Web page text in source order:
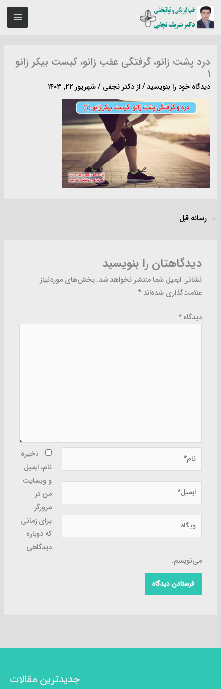
پرش
درد پشت زانو، گرفتگی عقب زانو، کیست بیکر زانو
۱
دیدگاه‌ خود را بنویسید/ ازدکتر نجفی/شهریور ۲۲, ۱۴۰۳
→ رسانه قبل
دیدگاهتان را بنویسید
نشانی ایمیل شما منتشر نخواهد شد. بخش‌های موردنیاز
علامت‌گذاری شده‌اند*
دیدگاه*
نام*
ایمیل*
وبگاه
ذخیره
نام، ایمیل
و وبسایت
من در
مرورگر
برای زمانی
که دوباره
دیدگاهی
می‌نویسم.
جدیدترین مقالات